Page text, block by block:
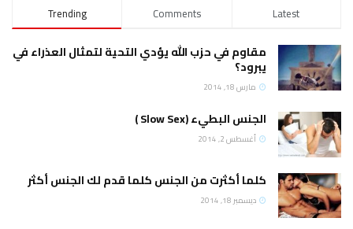
Trending Comments Latest
مقاوم في حزب الله يؤدي التحية لتمثال العذراء في
يبرود؟
مارس 18, 2014
الجنس البطيء (Slow Sex )
أغسطس 2, 2014
كلما أكثرت من الجنس كلما قدم لك الجنس أكثر
ديسمبر 18, 2014